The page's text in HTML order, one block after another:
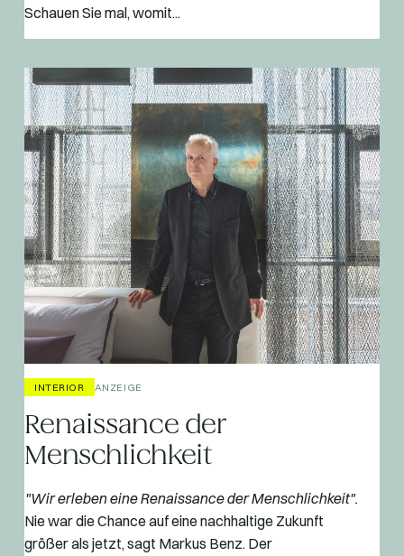
Schauen Sie mal, womit...
INTERIOR ANZEIGE
Renaissance der
Menschlichkeit
"Wir erleben eine Renaissance der Menschlichkeit".
Nie war die Chance auf eine nachhaltige Zukunft
größer als jetzt, sagt Markus Benz. Der